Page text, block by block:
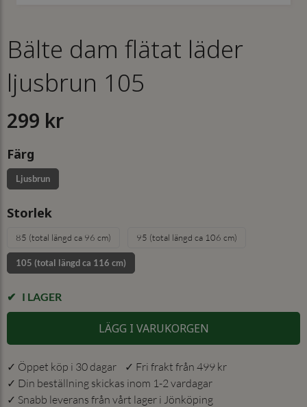
Bälte dam flätat läder
ljusbrun 105
299 kr
Färg
Ljusbrun
Storlek
85 (total längd ca 96 cm) 95 (total längd ca 106 cm)
105 (total längd ca 116 cm)
I LAGER
LÄGG I VARUKORGEN
✓ Öppet köp i 30 dagar ✓ Fri frakt från 499 kr
✓ Din beställning skickas inom 1-2 vardagar
✓ Snabb leverans från vårt lager i Jönköping